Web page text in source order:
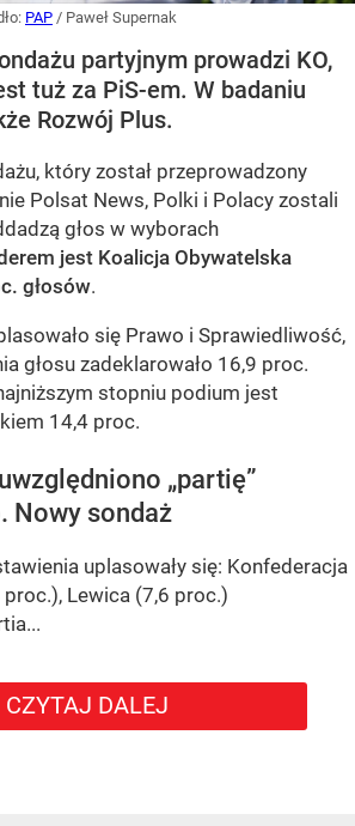
PAP / Paweł Supernak
partyjnym prowadzi KO,
tuż za PiS-em. W badaniu
Rozwój Plus.
który został przeprowadzony
Polsat News, Polki i Polacy zostali
głos w wyborach
jest Koalicja Obywatelska
głosów.
się Prawo i Sprawiedliwość,
głosu zadeklarowało 16,9 proc.
stopniu podium jest
14,4 proc.
„partię”
Nowy sondaż
uplasowały się: Konfederacja
Lewica (7,6 proc.)
CZYTAJ DALEJ